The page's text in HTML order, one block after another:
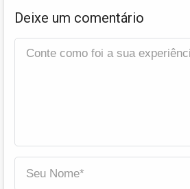
Deixe um comentário